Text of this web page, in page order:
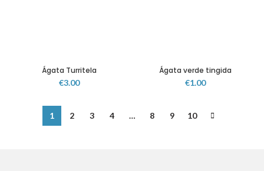
Ágata Turritela
€3.00
Ágata verde tingida
€1.00
1 2 3 4 … 8 9 10